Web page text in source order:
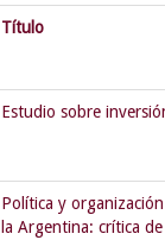
Título
Estudio sobre
Política y
la Argentina: crítica